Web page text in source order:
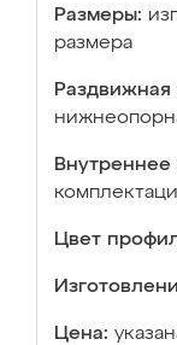
Размеры:
размера
Раздвижная
Цвет
Цена: